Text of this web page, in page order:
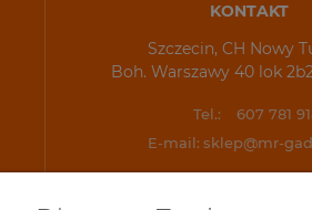
KONTAKT
Szczecin, CH Nowy
Boh. Warszawy 40 lok
Tel.:
607 781
E-mail: sklep@mr-